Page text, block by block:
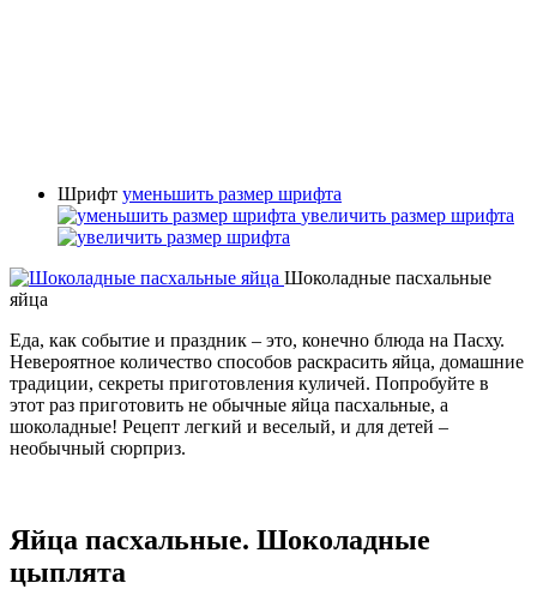
Шрифт уменьшить размер шрифта
увеличить размер шрифта
Шоколадные пасхальные
яйца
Еда, как событие и праздник – это, конечно блюда на Пасху.
Невероятное количество способов раскрасить яйца, домашние
традиции, секреты приготовления куличей. Попробуйте в
этот раз приготовить не обычные яйца пасхальные, а
шоколадные! Рецепт легкий и веселый, и для детей –
необычный сюрприз.
Яйца пасхальные. Шоколадные
цыплята